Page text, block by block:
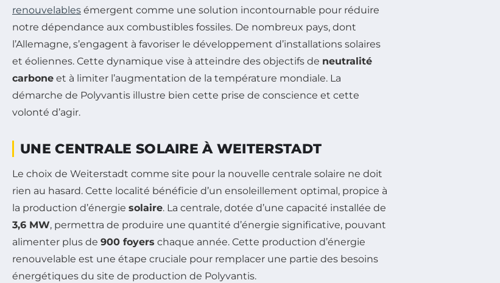
renouvelables émergent comme une solution incontournable pour réduire
notre dépendance aux combustibles fossiles. De nombreux pays, dont
l’Allemagne, s’engagent à favoriser le développement d’installations solaires
et éoliennes. Cette dynamique vise à atteindre des objectifs de neutralité
carbone et à limiter l’augmentation de la température mondiale. La
démarche de Polyvantis illustre bien cette prise de conscience et cette
volonté d’agir.
UNE CENTRALE SOLAIRE À WEITERSTADT
Le choix de Weiterstadt comme site pour la nouvelle centrale solaire ne doit
rien au hasard. Cette localité bénéficie d’un ensoleillement optimal, propice à
la production d’énergie solaire. La centrale, dotée d’une capacité installée de
3,6 MW, permettra de produire une quantité d’énergie significative, pouvant
alimenter plus de 900 foyers chaque année. Cette production d’énergie
renouvelable est une étape cruciale pour remplacer une partie des besoins
énergétiques du site de production de Polyvantis.